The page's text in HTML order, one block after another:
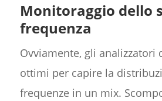
Monitoraggio dello
frequenza
Ovviamente, gli analizzatori
ottimi per capire la
frequenze in un mix.